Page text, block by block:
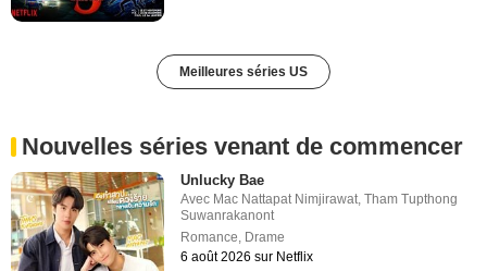
Meilleures séries US
Nouvelles séries venant de commencer
Unlucky Bae
Avec Mac Nattapat Nimjirawat,Tham Tupthong
Suwanrakanont
Romance, Drame
6 août 2026 sur Netflix